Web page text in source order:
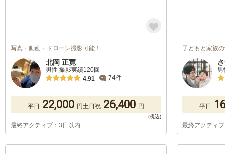
写真・動画・ドローン撮影可能！
北岡 正寛
男性 撮影実績120回
4.91
74件
平日 22,000 円土日祝 26,400 円
最終アクティブ：3日以内
子どもと家族
平日
最終アクティ